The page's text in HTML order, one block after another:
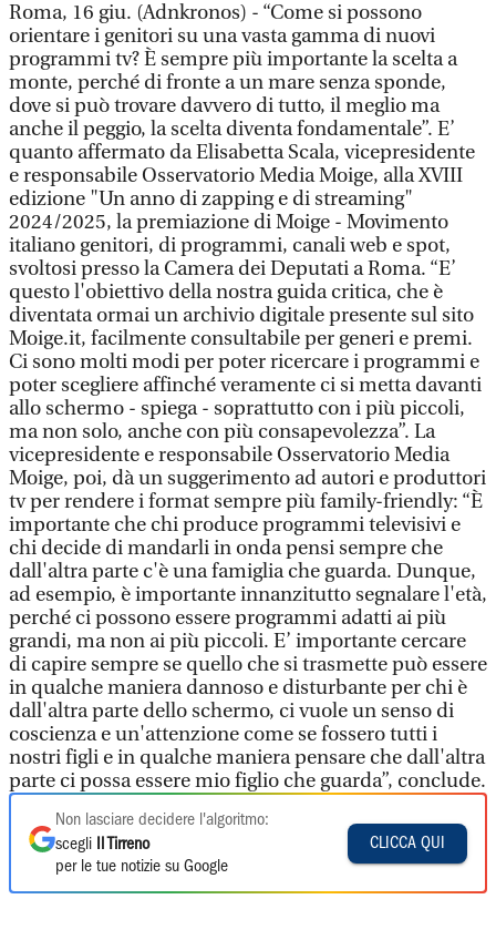
Roma, 16 giu. (Adnkronos) - “Come si possono
orientare i genitori su una vasta gamma di nuovi
programmi tv? È sempre più importante la scelta a
monte, perché di fronte a un mare senza sponde,
dove si può trovare davvero di tutto, il meglio ma
anche il peggio, la scelta diventa fondamentale”. E’
quanto affermato da Elisabetta Scala, vicepresidente
e responsabile Osservatorio Media Moige, alla XVIII
edizione "Un anno di zapping e di streaming"
2024/2025, la premiazione di Moige - Movimento
italiano genitori, di programmi, canali web e spot,
svoltosi presso la Camera dei Deputati a Roma. “E’
questo l'obiettivo della nostra guida critica, che è
diventata ormai un archivio digitale presente sul sito
Moige.it, facilmente consultabile per generi e premi.
Ci sono molti modi per poter ricercare i programmi e
poter scegliere affinché veramente ci si metta davanti
allo schermo - spiega - soprattutto con i più piccoli,
ma non solo, anche con più consapevolezza”. La
vicepresidente e responsabile Osservatorio Media
Moige, poi, dà un suggerimento ad autori e produttori
tv per rendere i format sempre più family-friendly: “È
importante che chi produce programmi televisivi e
chi decide di mandarli in onda pensi sempre che
dall'altra parte c'è una famiglia che guarda. Dunque,
ad esempio, è importante innanzitutto segnalare l'età,
perché ci possono essere programmi adatti ai più
grandi, ma non ai più piccoli. E’ importante cercare
di capire sempre se quello che si trasmette può essere
in qualche maniera dannoso e disturbante per chi è
dall'altra parte dello schermo, ci vuole un senso di
coscienza e un'attenzione come se fossero tutti i
nostri figli e in qualche maniera pensare che dall'altra
parte ci possa essere mio figlio che guarda”, conclude.
Non lasciare decidere l'algoritmo:
scegli
Il Tirreno
per le tue notizie su Google
CLICCA QUI